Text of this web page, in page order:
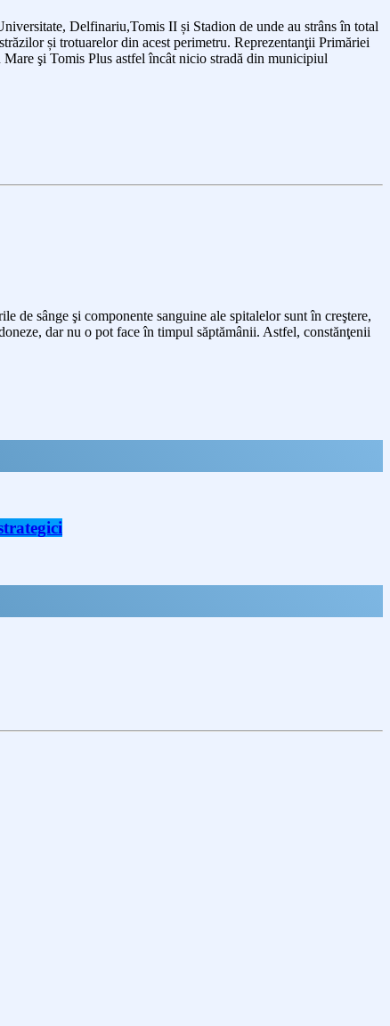
Delfinariu,Tomis II și Stadion de unde au strâns în total
și trotuarelor din acest perimetru. Reprezentanţii Primăriei
Mare şi Tomis Plus astfel încât nicio stradă din municipiul
de sânge şi componente sanguine ale spitalelor sunt în creştere,
dar nu o pot face în timpul săptămânii. Astfel, constănţenii